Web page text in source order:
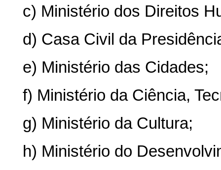
c) Ministério dos Direitos
d) Casa Civil da
e) Ministério das Cidades;
f) Ministério da Ciência,
g) Ministério da Cultura;
h) Ministério do